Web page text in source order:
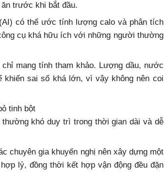
trước khi bắt đầu.
có thể ước tính lượng calo và phân tích
cụ khá hữu ích với những người thường
mang tính tham khảo. Lượng dầu, nước
sai số khá lớn, vì vậy không nên coi
tinh bột
khó duy trì trong thời gian dài và dễ
chuyên gia khuyến nghị nên xây dựng một
lý, đồng thời kết hợp vận động đều đặn